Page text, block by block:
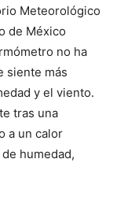
Meteorológico
de México
no ha
siente más
y el viento.
tras una
a un calor
humedad,